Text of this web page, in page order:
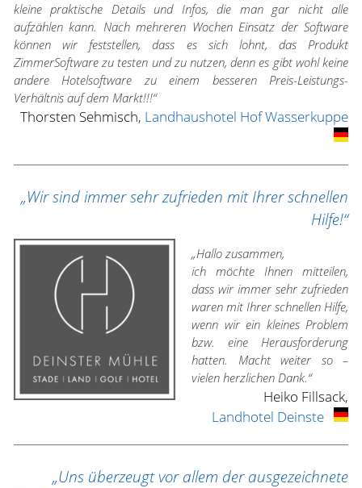
kleine praktische Details und Infos, die man gar nicht alle
aufzählen kann. Nach mehreren Wochen Einsatz der Software
können wir feststellen, dass es sich lohnt, das Produkt
ZimmerSoftware zu testen und zu nutzen, denn es gibt wohl keine
andere Hotelsoftware zu einem besseren Preis-Leistungs-
Verhältnis auf dem Markt!!!“
Thorsten Sehmisch, Landhaushotel Hof Wasserkuppe
„Wir sind immer sehr zufrieden mit Ihrer schnellen
Hilfe!“
„Hallo zusammen,
ich möchte Ihnen mitteilen,
dass wir immer sehr zufrieden
waren mit Ihrer schnellen Hilfe,
wenn wir ein kleines Problem
bzw. eine Herausforderung
hatten. Macht weiter so –
vielen herzlichen Dank.“
Heiko Fillsack,
Landhotel Deinste
„Uns überzeugt vor allem der ausgezeichnete